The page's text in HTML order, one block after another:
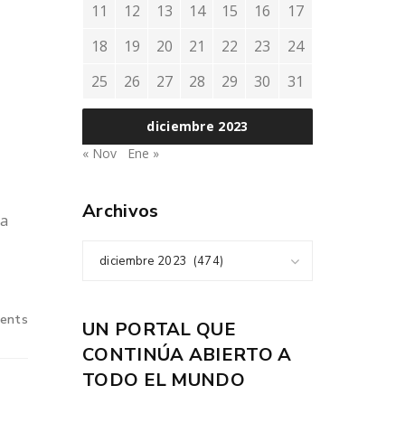
diciembre 2023
11
12 13 14 15 16
17
18
19 20 21 22 23
24
25
26 27 28 29 30 31
« Nov Ene »
Archivos
diciembre 2023 (474)
UN PORTAL QUE
CONTINÚA ABIERTO A
TODO EL MUNDO